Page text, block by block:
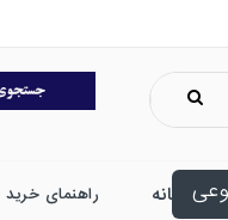
خانه راهنمای خرید